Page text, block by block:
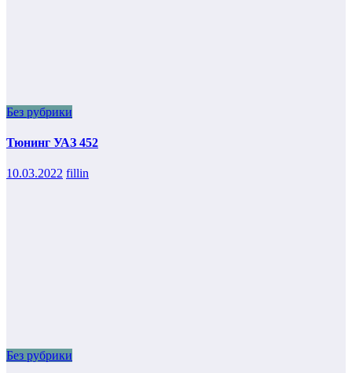
Без рубрики
Тюнинг УАЗ 452
10.03.2022 fillin
Без рубрики